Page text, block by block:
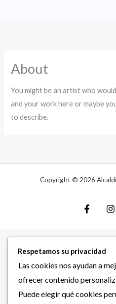
About
You might be an artist who
and your work here or maybe
to describe.
Copyright © 2026
Respetamos su privacidad
Las cookies nos ayudan a
ofrecer contenido
Puede elegir qué cookies